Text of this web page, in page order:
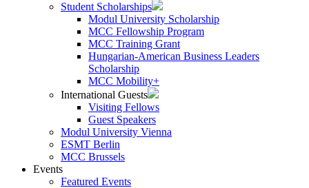
Student Scholarships
Modul University Scholarship
MCC Fellowship Program
MCC Training Grant
Hungarian-American Business Leaders
Scholarship
MCC Mobility+
International Guests
Visiting Fellows
Guest Speakers
Modul University Vienna
ESMT Berlin
MCC Brussels
Events
Featured Events